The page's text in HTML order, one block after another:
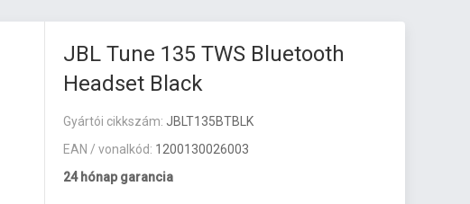
JBL Tune 135 TWS Bluetooth
Headset Black
Gyártói cikkszám:JBLT135BTBLK
EAN / vonalkód: 1200130026003
24 hónap garancia